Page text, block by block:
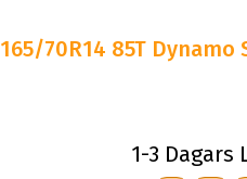
165/70R14 85T Dynamo
1-3 Dagars